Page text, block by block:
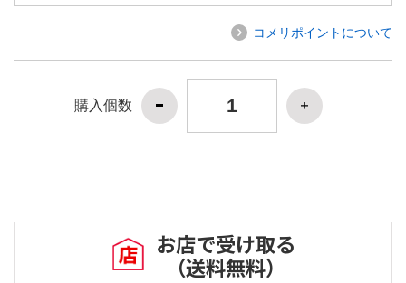
コメリポイントについて
購入個数
お店で受け取る
（送料無料）